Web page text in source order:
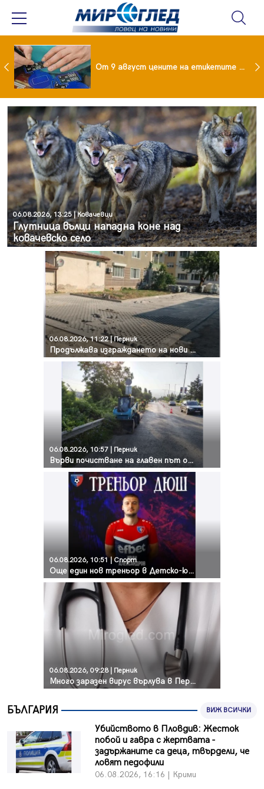
Проект за изграждане на 13-етажна "мегаджамия" разгневи жителите на Лондон От 9 август цените на етикетите само в евро
06.08.2026, 13:25 | Ковачевци
Глутница вълци нападна коне над
ковачевско село
06.08.2026, 11:22 | Перник
Продължава изграждането на нови паркоместа в Перник
06.08.2026, 10:57 | Перник
Върви почистване на главен път от квартал „Бела вода“ до кв. „Църква“
06.08.2026, 10:51 | Спорт
Още един нов треньор в Детско-юношеската школа на „Струмска слава“
06.08.2026, 09:28 | Перник
Много заразен вирус върлува в Перник
БЪЛГАРИЯ ВИЖ ВСИЧКИ
Убийството в Пловдив: Жесток
побой и гавра с жертвата -
задържаните са деца, твърдели, че
ловят педофили
06.08.2026, 16:16 | Крими